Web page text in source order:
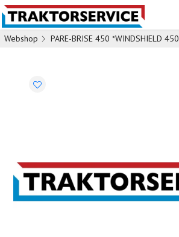
Webshop PARE-BRISE 450 *WINDSHIELD 450